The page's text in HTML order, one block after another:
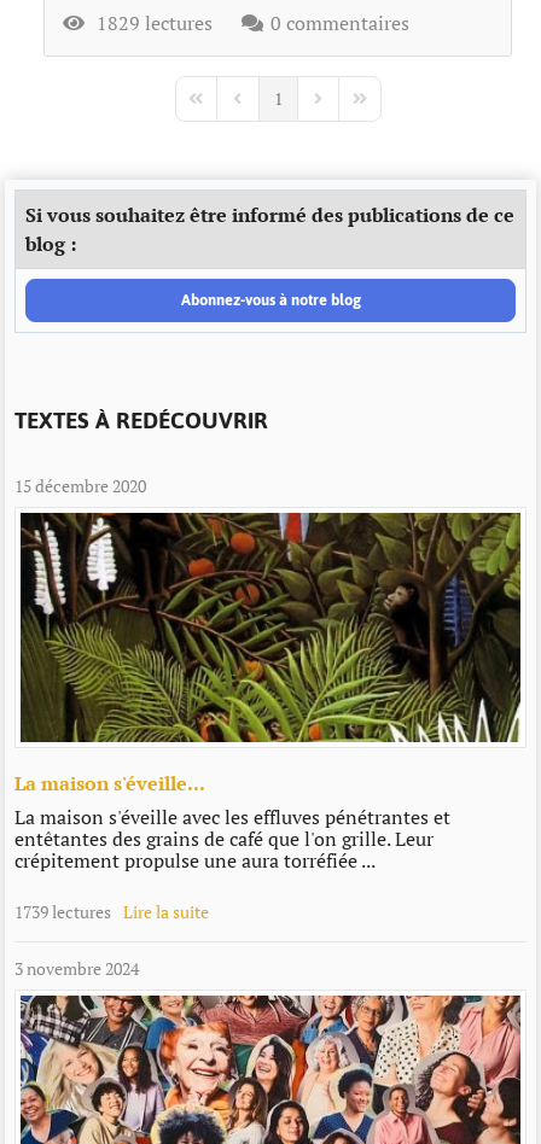
1829 lectures 0 commentaires
First PagePrevious Page
1 Next PageLast Page
Si vous souhaitez être informé des publications de ce
blog :
Abonnez-vous à notre blog
TEXTES À REDÉCOUVRIR
15 décembre 2020
La maison s'éveille...
La maison s'éveille avec les effluves pénétrantes et
entêtantes des grains de café que l'on grille. Leur
crépitement propulse une aura torréfiée ...
1739 lectures Lire la suite
3 novembre 2024